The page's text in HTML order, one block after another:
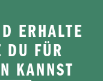
ERHALTE
FÜR
KANNST